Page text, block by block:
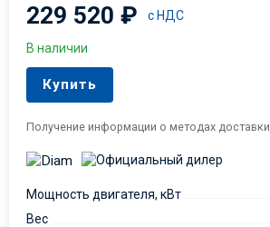
229 520₽ с НДС
В наличии
Купить
Получение информации о методах доставки
Мощность двигателя, кВт
Вес